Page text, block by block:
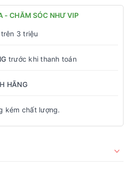
- CHĂM SÓC NHƯ VIP
3 triệu
trước khi thanh toán
HÃNG
kém chất lượng.